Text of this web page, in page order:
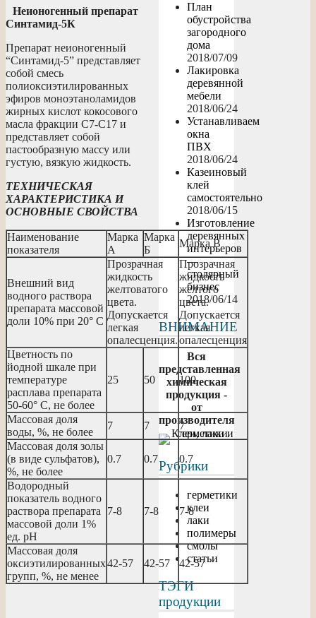
План
обустройства
загородного
дома
2018/07/09
Лакировка
деревянной
мебели
2018/06/24
Устанавливаем
окна
ПВХ
2018/06/24
Казеиновый
клей
самостоятельно
2018/06/15
Изготовление
деревянных
интерьеров
—
столярный
бизнес
2018/06/14
ВНИМАНИЕ
Вся
представленная
химическая
продукция -
от
производителя
Рубрики
герметики
клеи
лаки
полимеры
смолы
статьи
ТЭГИ
продукции
Неионогенный препарат
Синтамид-5К
Препарат неионогенный
“Синтамид-5” представляет
собой смесь
полиоксиэтилированных
эфиров моноэтаноламидов
жирных кислот кокосового
масла фракции С7-С17 и
представляет собой
пастообразную массу или
густую, вязкую жидкость.
ТЕХНИЧЕСКАЯ
ХАРАКТЕРИСТИКА И
ОСНОВНЫЕ СВОЙСТВА
Наименование
показателя
Марка
А
Марка
Б
Марка В
Внешний вид
водного раствора
препарата массовой
доли 10% при 20° С
Прозрачная
жидкость
желтоватого
цвета.
Допускается
легкая
опалесценция.
Прозрачная
жидкость
желтого
цвета.
Допускается
легкая
опалесценция
Цветность по
йодной шкале при
температуре
расплава препарата
50-60° С, не более
25 50 100
Массовая доля
воды, %, не более
7 7
7
Массовая доля золы
(в виде сульфатов),
%, не более
0.7 0.7 0.7
Водородный
показатель водного
раствора препарата
массовой доли 1%
ед. рН
7-8 7-8 7-8
Массовая доля
оксиэтилированных
групп, %, не менее
42-57 42-57 42-57